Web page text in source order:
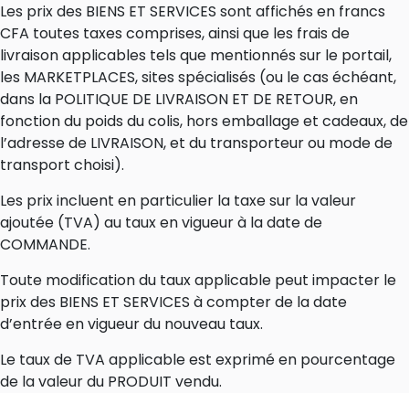
Les prix des BIENS ET SERVICES sont affichés en francs
CFA toutes taxes comprises, ainsi que les frais de
livraison applicables tels que mentionnés sur le portail,
les MARKETPLACES, sites spécialisés (ou le cas échéant,
dans la POLITIQUE DE LIVRAISON ET DE RETOUR, en
fonction du poids du colis, hors emballage et cadeaux, de
l’adresse de LIVRAISON, et du transporteur ou mode de
transport choisi).
Les prix incluent en particulier la taxe sur la valeur
ajoutée (TVA) au taux en vigueur à la date de
COMMANDE.
Toute modification du taux applicable peut impacter le
prix des BIENS ET SERVICES à compter de la date
d’entrée en vigueur du nouveau taux.
Le taux de TVA applicable est exprimé en pourcentage
de la valeur du PRODUIT vendu.